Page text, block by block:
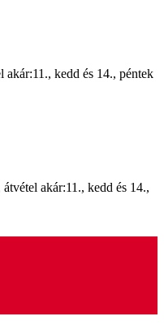
akár:11., kedd és 14., péntek
átvétel akár:11., kedd és 14.,